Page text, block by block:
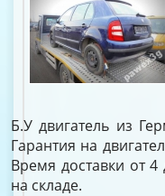
Б.У двигатель из
Гарантия на
Время доставки от
на складе.